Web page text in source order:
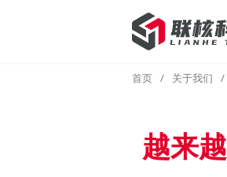
首页 / 关于我们 /
越来